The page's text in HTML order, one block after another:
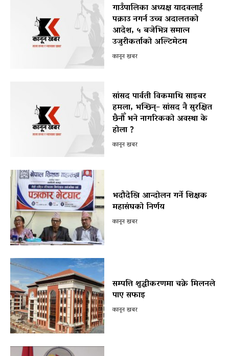
गाउँपालिका अध्यक्ष यादवलाई
पक्राउ नगर्न उच्च अदालतको
आदेश, ५ बजेभित्र समात्न
उजुरीकर्ताको अल्टिमेटम
कानून खबर
सांसद पार्वती विकमाथि साइबर
हमला, भन्छिन्– सांसद नै सुरक्षित
छैनौँ भने नागरिकको अवस्था के
होला ?
कानून खबर
भदौदेखि आन्दोलन गर्ने शिक्षक
महासंघको निर्णय
कानून खबर
सम्पत्ति शुद्धीकरणमा चक्रे मिलनले
पाए सफाइ
कानून खबर